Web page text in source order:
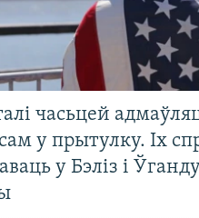
часьцей
у прытулку. Іх
у Бэліз і